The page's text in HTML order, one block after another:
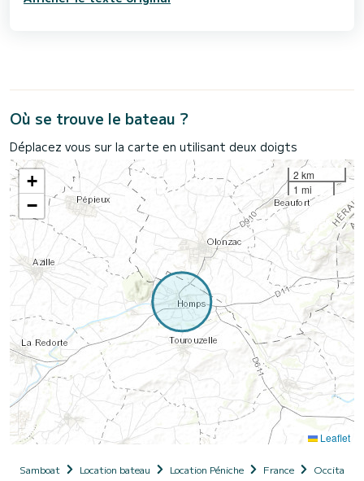
Où se trouve le bateau ?
Déplacez vous sur la carte en utilisant deux doigts
+
−
2 km
1 mi
Leaflet
Samboat Location bateau Location Péniche France Occitanie